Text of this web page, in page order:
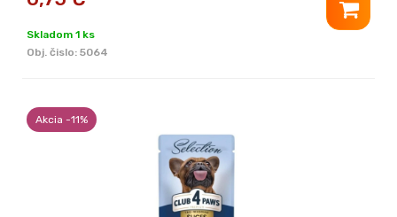
Skladom 1 ks
Obj. čislo: 5064
Akcia -11%